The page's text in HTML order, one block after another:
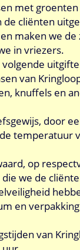
met
cliënten
maken we de
in vriezers.
van
knuffels en
door
temperatuur
op
we de
en
van